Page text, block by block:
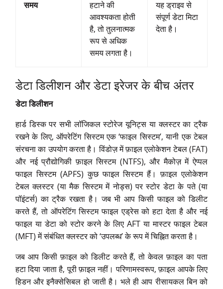
समय
हटाने की
आवश्यकता होती
है, तो तुलनात्मक
रूप से अधिक
समय लगता है।
यह ड्राइव से
संपूर्ण डेटा मिटा
देता है।
डेटा डिलीशन और डेटा इरेजर के बीच अंतर
डेटा डिलीशन
हार्ड डिस्क पर सभी लॉजिकल स्टोरेज यूनिट्स या क्लस्टर का ट्रैक
रखने के लिए, ऑपरेटिंग सिस्टम एक ‘फाइल सिस्टम’, यानी एक टेबल
संरचना का उपयोग करता है। विंडोज़ में फ़ाइल एलोकेशन टेबल (FAT)
और नई प्रौद्योगिकी फ़ाइल सिस्टम (NTFS), और मैकोज़ में ऐप्पल
फाइल सिस्टम (APFS) कुछ फाइल सिस्टम हैं। फ़ाइल एलोकेशन
टेबल क्लस्टर (या मैक सिस्टम में नोड्स) पर स्टोर डेटा के पते (या
पॉइंटर्स) का ट्रैक रखता है। जब भी आप किसी फाइल को डिलीट
करते हैं, तो ऑपरेटिंग सिस्टम फाइल एड्रेस को हटा देता है और नई
फाइल या डेटा को स्टोर करने के लिए AFT या मास्टर फाइल टेबल
(MFT) में संबंधित क्लस्टर को ‘उपलब्ध’ के रूप में चिह्नित करता है।
जब आप किसी फ़ाइल को डिलीट करते हैं, तो केवल फ़ाइल का पता
हटा दिया जाता है, पूरी फ़ाइल नहीं। परिणामस्वरूप, फ़ाइल आपके लिए
हिडन और इनैक्सेसिबल हो जाती है। भले ही आप रीसायकल बिन को